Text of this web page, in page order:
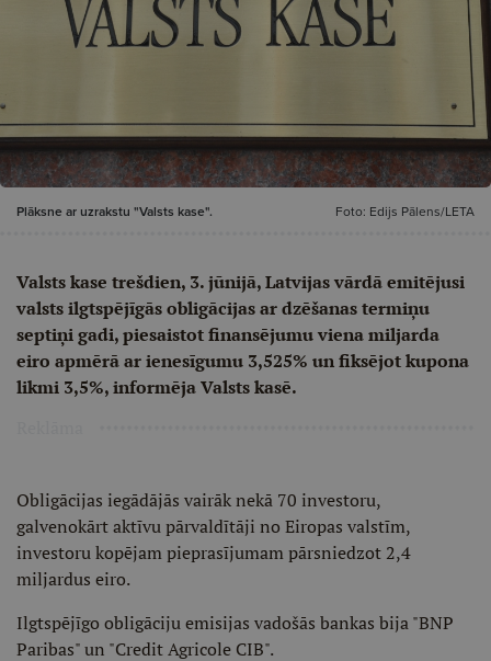
Plāksne ar uzrakstu "Valsts kase". Foto: Edijs Pālens/LETA
Valsts kase trešdien, 3. jūnijā, Latvijas vārdā emitējusi
valsts ilgtspējīgās obligācijas ar dzēšanas termiņu
septiņi gadi, piesaistot finansējumu viena miljarda
eiro apmērā ar ienesīgumu 3,525% un fiksējot kupona
likmi 3,5%, informēja Valsts kasē.
Obligācijas iegādājās vairāk nekā 70 investoru,
galvenokārt aktīvu pārvaldītāji no Eiropas valstīm,
investoru kopējam pieprasījumam pārsniedzot 2,4
miljardus eiro.
Ilgtspējīgo obligāciju emisijas vadošās bankas bija "BNP
Paribas" un "Credit Agricole CIB".